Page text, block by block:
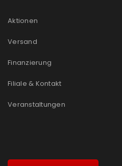
Aktionen
Versand
Finanzierung
Filiale & Kontakt
Veranstaltungen